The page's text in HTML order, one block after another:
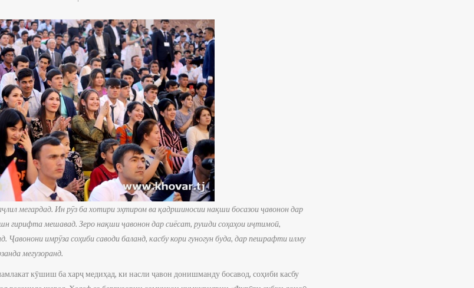
мегардад. Ин рӯз ба хотири эҳтиром ва қадршиносии нақши босазои ҷавонон дар
гирифта мешавад. Зеро нақши ҷавонон дар сиёсат, рушди соҳаҳои иҷтимоӣ,
Ҷавонони имрӯза соҳиби саводи баланд, касбу кори гуногун буда, дар пешрафти илму
мегузоранд.
кӯшиш ба харҷ медиҳад, ки насли ҷавон донишманду босавод, соҳиби касбу